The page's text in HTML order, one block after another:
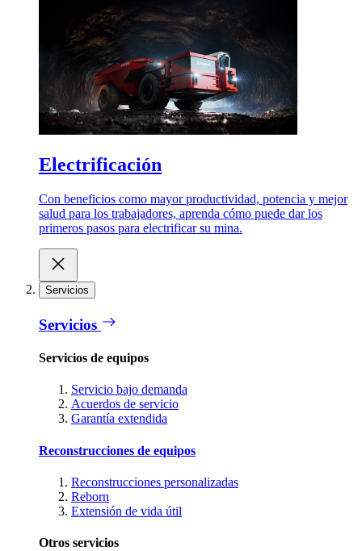
Electrificación
Con beneficios como mayor productividad, potencia y mejor
salud para los trabajadores, aprenda cómo puede dar los
primeros pasos para electrificar su mina.
Servicios
Servicios
Servicios de equipos
Servicio bajo demanda
Acuerdos de servicio
Garantía extendida
Reconstrucciones de equipos
Reconstrucciones personalizadas
Reborn
Extensión de vida útil
Otros servicios